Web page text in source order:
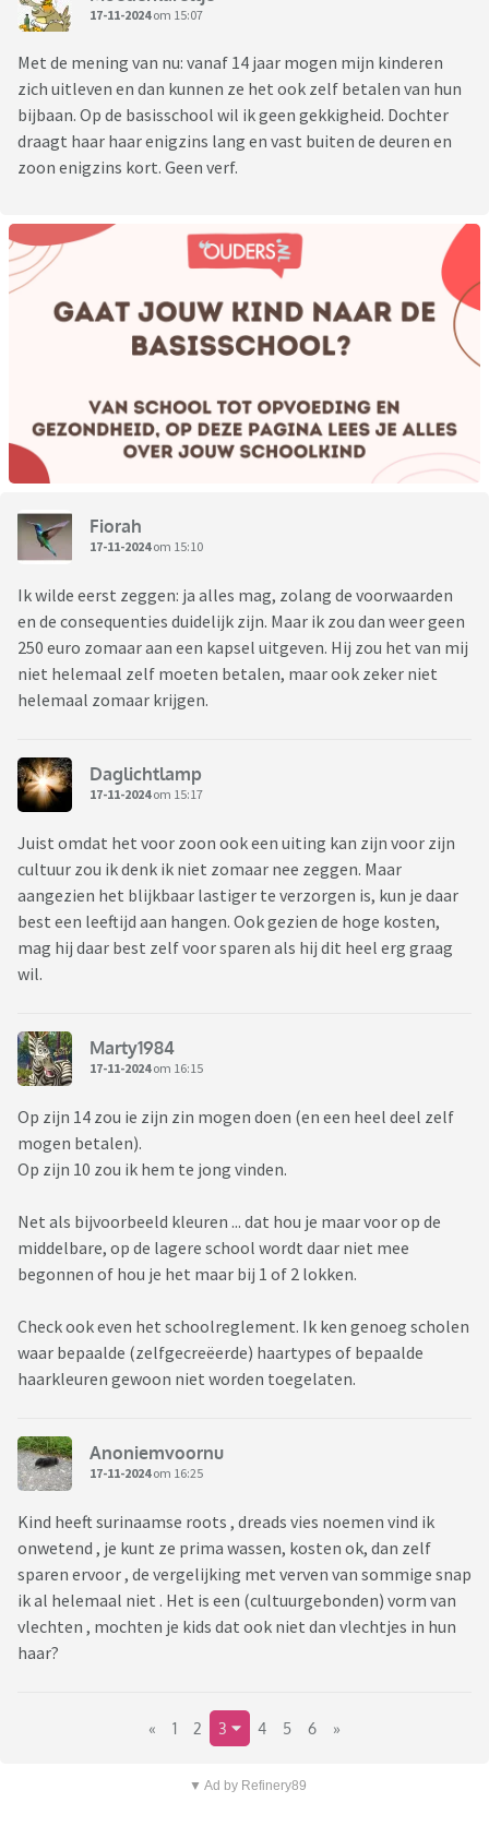
17-11-2024om 15:07
Met de mening van nu: vanaf 14 jaar mogen mijn kinderen
zich uitleven en dan kunnen ze het ook zelf betalen van hun
bijbaan. Op de basisschool wil ik geen gekkigheid. Dochter
draagt haar haar enigzins lang en vast buiten de deuren en
zoon enigzins kort. Geen verf.
Fiorah
17-11-2024om 15:10
Ik wilde eerst zeggen: ja alles mag, zolang de voorwaarden
en de consequenties duidelijk zijn. Maar ik zou dan weer geen
250 euro zomaar aan een kapsel uitgeven. Hij zou het van mij
niet helemaal zelf moeten betalen, maar ook zeker niet
helemaal zomaar krijgen.
Daglichtlamp
17-11-2024om 15:17
Juist omdat het voor zoon ook een uiting kan zijn voor zijn
cultuur zou ik denk ik niet zomaar nee zeggen. Maar
aangezien het blijkbaar lastiger te verzorgen is, kun je daar
best een leeftijd aan hangen. Ook gezien de hoge kosten,
mag hij daar best zelf voor sparen als hij dit heel erg graag
wil.
Marty1984
17-11-2024om 16:15
Op zijn 14 zou ie zijn zin mogen doen (en een heel deel zelf
mogen betalen).
Op zijn 10 zou ik hem te jong vinden.
Net als bijvoorbeeld kleuren ... dat hou je maar voor op de
middelbare, op de lagere school wordt daar niet mee
begonnen of hou je het maar bij 1 of 2 lokken.
Check ook even het schoolreglement. Ik ken genoeg scholen
waar bepaalde (zelfgecreëerde) haartypes of bepaalde
haarkleuren gewoon niet worden toegelaten.
Anoniemvoornu
17-11-2024om 16:25
Kind heeft surinaamse roots , dreads vies noemen vind ik
onwetend , je kunt ze prima wassen, kosten ok, dan zelf
sparen ervoor , de vergelijking met verven van sommige snap
ik al helemaal niet . Het is een (cultuurgebonden) vorm van
vlechten , mochten je kids dat ook niet dan vlechtjes in hun
haar?
« 1 2 3 4 5 6 »
▼ Ad by Refinery89